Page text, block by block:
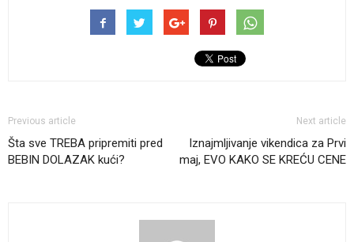
Previous article
Šta sve TREBA pripremiti pred
BEBIN DOLAZAK kući?
Next article
Iznajmljivanje vikendica za Prvi
maj, EVO KAKO SE KREĆU CENE